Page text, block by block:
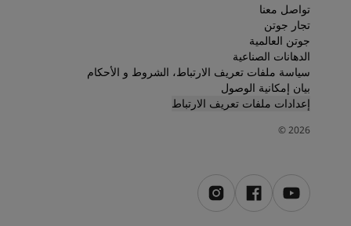
تواصل معنا
تجار جوتن
جوتن العالمية
الدهانات الصناعية
سياسة ملفات تعريف الارتباط، الشروط و الأحكام
بيان إمكانية الوصول
إعدادات ملفات تعريف الارتباط
2026
©